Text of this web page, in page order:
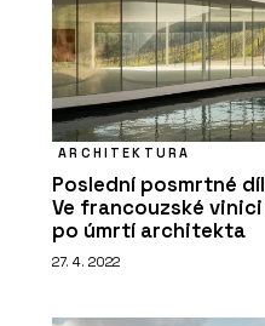
ARCHITEKTURA
Poslední posmrtné
Ve francouzské
po úmrtí architekta
27. 4. 2022